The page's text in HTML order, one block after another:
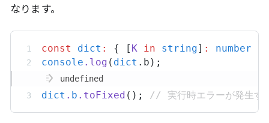
なります。
const dict : { [ K in string] : number
console . log ( dict . b );
undefined
dict . b . toFixed (); // 実行時エラーが発生す